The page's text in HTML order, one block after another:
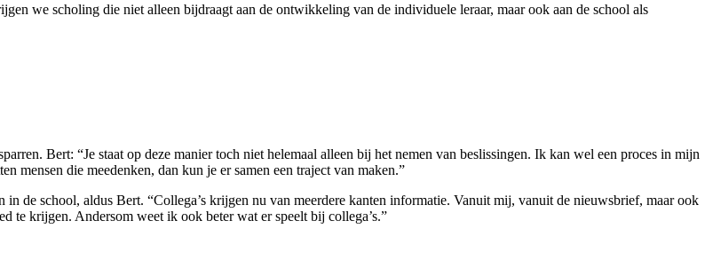
we scholing die niet alleen bijdraagt aan de ontwikkeling van de individuele leraar, maar ook aan de school als
Bert: “Je staat op deze manier toch niet helemaal alleen bij het nemen van beslissingen. Ik kan wel een proces in mijn
mensen die meedenken, dan kun je er samen een traject van maken.”
de school, aldus Bert. “Collega’s krijgen nu van meerdere kanten informatie. Vanuit mij, vanuit de nieuwsbrief, maar ook
te krijgen. Andersom weet ik ook beter wat er speelt bij collega’s.”